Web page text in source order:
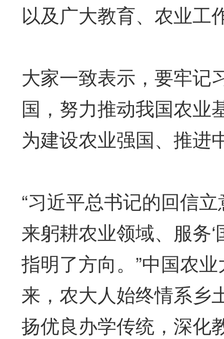
以及广大教育、农业工
大家一致表示，要牢记
国，努力推动我国农业
为建设农业强国、推进
“习近平总书记的回信
来躬耕农业领域、服务
指明了方向。”中国农
来，农大人始终情系乡
扬优良办学传统，深化